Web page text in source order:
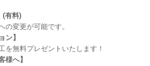
(有料)
の変更が可能です。
ン】
を無料プレゼントいたします！
様へ】